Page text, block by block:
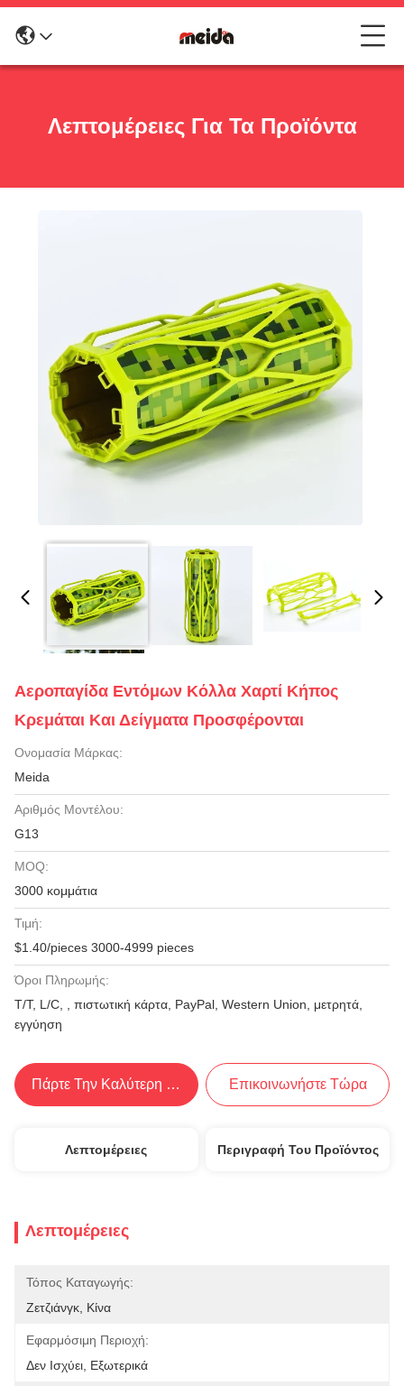
Λεπτομέρειες Για Τα Προϊόντα
Αεροπαγίδα Εντόμων Κόλλα Χαρτί Κήπος
Κρεμάται Και Δείγματα Προσφέρονται
Ονομασία Μάρκας:
Meida
Αριθμός Μοντέλου:
G13
MOQ:
3000 κομμάτια
Τιμή:
$1.40/pieces 3000-4999 pieces
Όροι Πληρωμής:
Τ/Τ, L/C, , πιστωτική κάρτα, PayPal, Western Union, μετρητά,
εγγύηση
Πάρτε Την Καλύτερη Τιμή Επικοινωνήστε Τώρα
Λεπτομέρειες Περιγραφή Του Προϊόντος
Λεπτομέρειες
Τόπος Καταγωγής:
Ζετζιάνγκ, Κίνα
Εφαρμόσιμη Περιοχή:
Δεν Ισχύει, Εξωτερικά